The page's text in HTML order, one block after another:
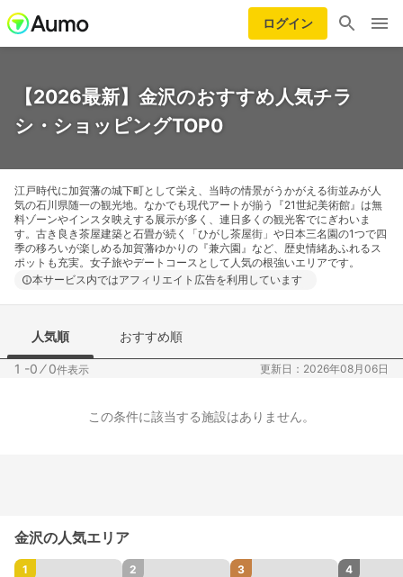
ログイン
【2026最新】金沢のおすすめ人気チラ
シ・ショッピングTOP0
江戸時代に加賀藩の城下町として栄え、当時の情景がうかがえる街並みが人
気の石川県随一の観光地。なかでも現代アートが揃う『21世紀美術館』は無
料ゾーンやインスタ映えする展示が多く、連日多くの観光客でにぎわいま
す。古き良き茶屋建築と石畳が続く「ひがし茶屋街」や日本三名園の1つで四
季の移ろいが楽しめる加賀藩ゆかりの『兼六園』など、歴史情緒あふれるス
ポットも充実。女子旅やデートコースとして人気の根強いエリアです。
本サービス内ではアフィリエイト広告を利用しています
人気順 おすすめ順
1 -0 ⁄0件表示 更新日：2026年08月06日
この条件に該当する施設はありません。
金沢の人気エリア
1 2 3 4